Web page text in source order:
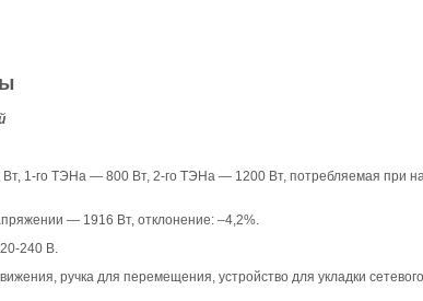
1-го ТЭНа — 800 Вт, 2-го ТЭНа — 1200 Вт, потребляемая при
— 1916 Вт, отклонение: –4,2%.
240 В.
ручка для перемещения, устройство для укладки